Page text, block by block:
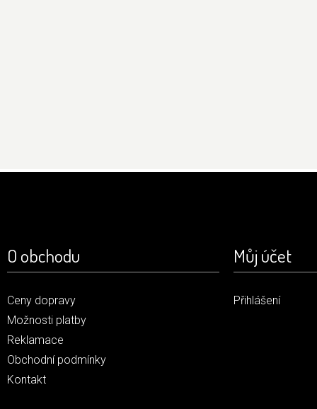
O obchodu
Ceny dopravy
Možnosti platby
Reklamace
Obchodní podmínky
Kontakt
Můj účet
Přihlášení